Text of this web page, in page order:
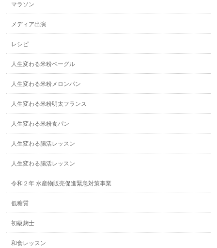
マラソン
メディア出演
レシピ
人生変わる米粉ベーグル
人生変わる米粉メロンパン
人生変わる米粉明太フランス
人生変わる米粉食パン
人生変わる腸活レッスン
人生変わる腸活レッスン
令和２年 水産物販売促進緊急対策事業
低糖質
初級麹士
和食レッスン